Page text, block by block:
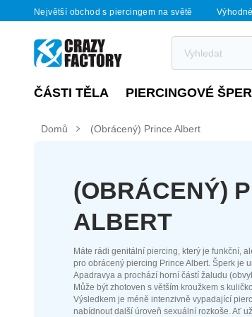
Největší obchod s piercingem na světě
ČÁSTI TĚLA PIERCINGOVÉ
Domů (Obrácený) Prince Albert
(OBRÁCENÝ)
ALBERT
Máte rádi genitální piercing, který je funkční,
pro obrácený piercing Prince Albert. Šperk je
Apadravya a prochází horní částí žaludu
Může být zhotoven s větším kroužkem s
Výsledkem je méně intenzivně vypadající
nabídnout další úroveň sexuální rozkoše. Ať